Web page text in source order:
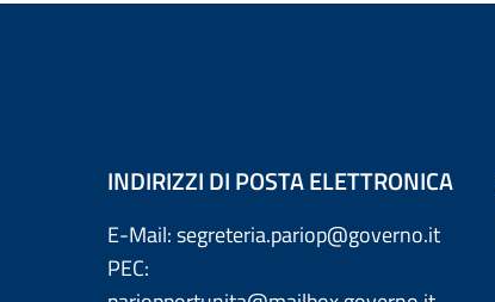
INDIRIZZI DI POSTA ELETTRONICA
E-Mail: segreteria.pariop@governo.it
PEC: